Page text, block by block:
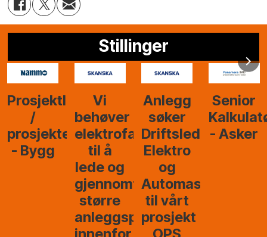
Stillinger
Anlegg
søker
Driftsleder
Elektro
Automasjon
Senior
Kalkulatør
- Asker
Senior
Tilbudsleder
Anlegg
- Oslo